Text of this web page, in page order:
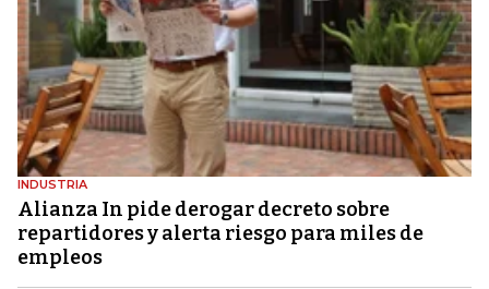
INDUSTRIA
Alianza In pide derogar decreto sobre
repartidores y alerta riesgo para miles de
empleos